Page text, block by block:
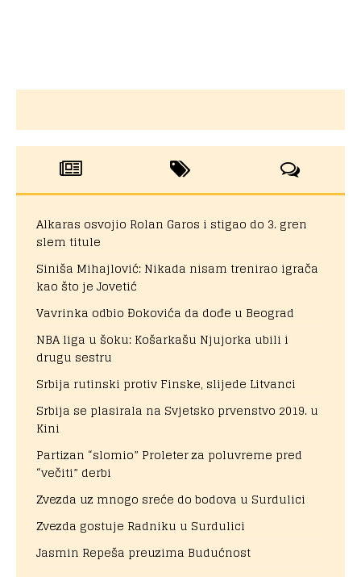
Alkaras osvojio Rolan Garos i stigao do 3. gren
slem titule
Siniša Mihajlović: Nikada nisam trenirao igrača
kao što je Jovetić
Vavrinka odbio Đokovića da dođe u Beograd
NBA liga u šoku: Košarkašu Njujorka ubili i
drugu sestru
Srbija rutinski protiv Finske, slijede Litvanci
Srbija se plasirala na Svjetsko prvenstvo 2019. u
Kini
Partizan “slomio” Proleter za poluvreme pred
“večiti” derbi
Zvezda uz mnogo sreće do bodova u Surdulici
Zvezda gostuje Radniku u Surdulici
Jasmin Repeša preuzima Budućnost